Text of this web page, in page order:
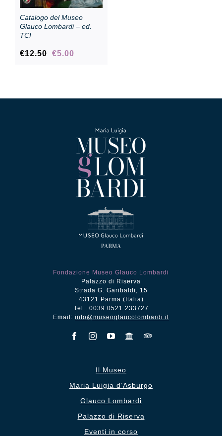
Catalogo del Museo
Glauco Lombardi – ed.
TCI
€12.50 Il
€12.50.
€5.00
€5.00.
Fondazione Museo Glauco Lombardi
Palazzo di Riserva
Strada G. Garibaldi, 15
43121 Parma (Italia)
Tel.: 0039 0521 233727
Email: info@museoglaucolombardi.it
Il Museo
Maria Luigia d’Asburgo
Glauco Lombardi
Palazzo di Riserva
Eventi in corso